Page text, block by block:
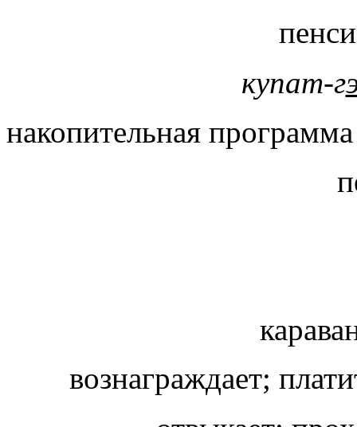
купат-г
накопительная
вознаграждает;